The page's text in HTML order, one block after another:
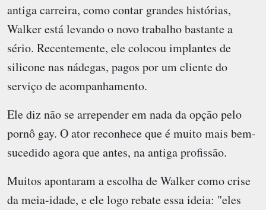
antiga carreira, como contar grandes histórias,
Walker está levando o novo trabalho bastante a
sério. Recentemente, ele colocou implantes de
silicone nas nádegas, pagos por um cliente do
serviço de acompanhamento.
Ele diz não se arrepender em nada da opção pelo
pornô gay. O ator reconhece que é muito mais bem-
sucedido agora que antes, na antiga profissão.
Muitos apontaram a escolha de Walker como crise
da meia-idade, e ele logo rebate essa ideia: "eles